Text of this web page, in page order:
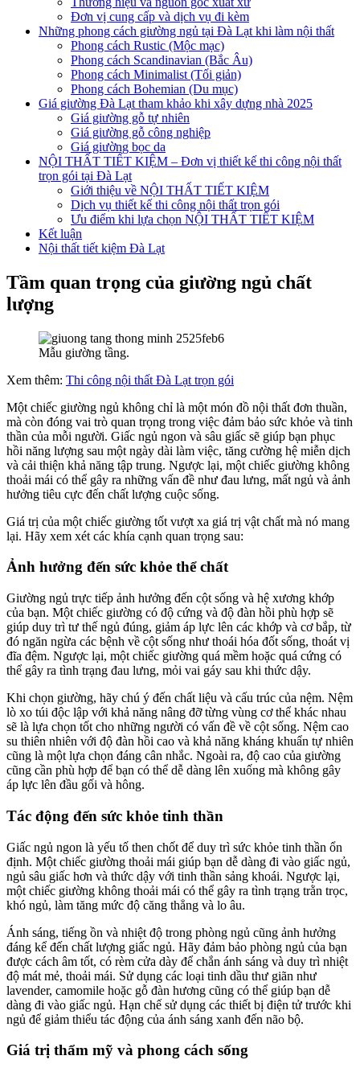
Đơn vị cung cấp và dịch vụ đi kèm
Những phong cách giường ngủ tại Đà Lạt khi làm nội thất
Phong cách Rustic (Mộc mạc)
Phong cách Scandinavian (Bắc Âu)
Phong cách Minimalist (Tối giản)
Phong cách Bohemian (Du mục)
Giá giường Đà Lạt tham khảo khi xây dựng nhà 2025
Giá giường gỗ tự nhiên
Giá giường gỗ công nghiệp
Giá giường bọc da
NỘI THẤT TIẾT KIỆM – Đơn vị thiết kế thi công nội thất
trọn gói tại Đà Lạt
Giới thiệu về NỘI THẤT TIẾT KIỆM
Dịch vụ thiết kế thi công nội thất trọn gói
Ưu điểm khi lựa chọn NỘI THẤT TIẾT KIỆM
Kết luận
Nội thất tiết kiệm Đà Lạt
Tầm quan trọng của giường ngủ chất
lượng
Mẫu giường tầng.
Xem thêm: Thi công nội thất Đà Lạt trọn gói
Một chiếc giường ngủ không chỉ là một món đồ nội thất đơn thuần,
mà còn đóng vai trò quan trọng trong việc đảm bảo sức khỏe và tinh
thần của mỗi người. Giấc ngủ ngon và sâu giấc sẽ giúp bạn phục
hồi năng lượng sau một ngày dài làm việc, tăng cường hệ miễn dịch
và cải thiện khả năng tập trung. Ngược lại, một chiếc giường không
thoải mái có thể gây ra những vấn đề như đau lưng, mất ngủ và ảnh
hưởng tiêu cực đến chất lượng cuộc sống.
Giá trị của một chiếc giường tốt vượt xa giá trị vật chất mà nó mang
lại. Hãy xem xét các khía cạnh quan trọng sau:
Ảnh hưởng đến sức khỏe thể chất
Giường ngủ trực tiếp ảnh hưởng đến cột sống và hệ xương khớp
của bạn. Một chiếc giường có độ cứng và độ đàn hồi phù hợp sẽ
giúp duy trì tư thế ngủ đúng, giảm áp lực lên các khớp và cơ bắp, từ
đó ngăn ngừa các bệnh về cột sống như thoái hóa đốt sống, thoát vị
đĩa đệm. Ngược lại, một chiếc giường quá mềm hoặc quá cứng có
thể gây ra tình trạng đau lưng, mỏi vai gáy sau khi thức dậy.
Khi chọn giường, hãy chú ý đến chất liệu và cấu trúc của nệm. Nệm
lò xo túi độc lập với khả năng nâng đỡ từng vùng cơ thể khác nhau
sẽ là lựa chọn tốt cho những người có vấn đề về cột sống. Nệm cao
su thiên nhiên với độ đàn hồi cao và khả năng kháng khuẩn tự nhiên
cũng là một lựa chọn đáng cân nhắc. Ngoài ra, độ cao của giường
cũng cần phù hợp để bạn có thể dễ dàng lên xuống mà không gây
áp lực lên đầu gối và hông.
Tác động đến sức khỏe tinh thần
Giấc ngủ ngon là yếu tố then chốt để duy trì sức khỏe tinh thần ổn
định. Một chiếc giường thoải mái giúp bạn dễ dàng đi vào giấc ngủ,
ngủ sâu giấc hơn và thức dậy với tinh thần sảng khoái. Ngược lại,
một chiếc giường không thoải mái có thể gây ra tình trạng trằn trọc,
khó ngủ, làm tăng mức độ căng thẳng và lo âu.
Ánh sáng, tiếng ồn và nhiệt độ trong phòng ngủ cũng ảnh hưởng
đáng kể đến chất lượng giấc ngủ. Hãy đảm bảo phòng ngủ của bạn
được cách âm tốt, có rèm cửa dày để chắn ánh sáng và duy trì nhiệt
độ mát mẻ, thoải mái. Sử dụng các loại tinh dầu thư giãn như
lavender, camomile hoặc gỗ đàn hương cũng có thể giúp bạn dễ
dàng đi vào giấc ngủ. Hạn chế sử dụng các thiết bị điện tử trước khi
ngủ để giảm thiểu tác động của ánh sáng xanh đến não bộ.
Giá trị thẩm mỹ và phong cách sống